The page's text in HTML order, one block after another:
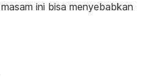
ini bisa menyebabkan